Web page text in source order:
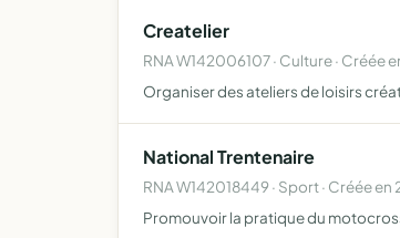
Createlier
RNA W142006107 · Culture · Créée
Organiser des ateliers de loisirs
National Trentenaire
RNA W142018449 · Sport · Créée en
Promouvoir la pratique du